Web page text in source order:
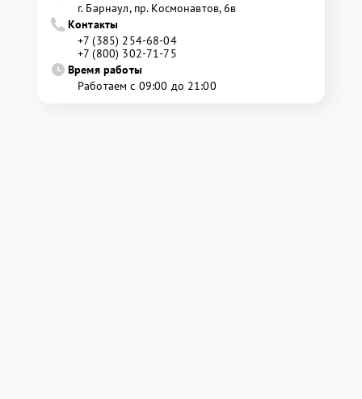
г. Барнаул, ​пр. Космонавтов, 6в
Контакты
+7 (385) 254-68-04
+7 (800) 302-71-75
Время работы
Работаем с 09:00 до 21:00